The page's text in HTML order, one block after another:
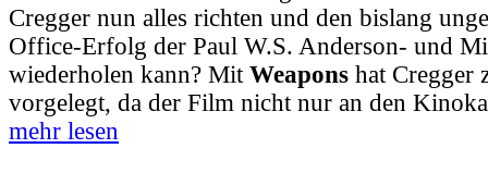
Cregger nun alles richten und den bislang
Office-Erfolg der Paul W.S. Anderson- und
wiederholen kann? Mit Weapons hat Cregger
vorgelegt, da der Film nicht nur an den
mehr lesen